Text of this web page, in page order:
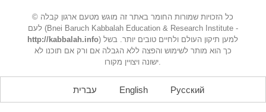
© כל הזכויות שמורות החומר באתר זה מוגש מטעם ארגון קבלה
לעם (Bnei Baruch Kabbalah Education & Research Institute -
http://kabbalah.info) למען תיקון העולם ולחיים טובים יותר. בשל
כך הוא מותר לשימוש והפצה ללא הגבלה אם ורק אם תוכנו לא
ישונה ויצויין מקורו.
עברית English Русский